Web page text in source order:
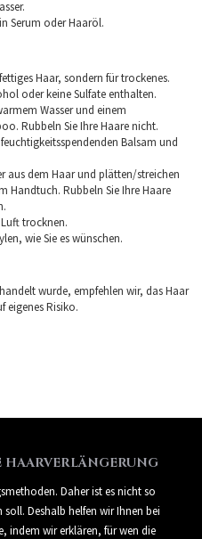
Serum oder Haaröl.
Haar, sondern für trockenes.
oder keine Sulfate enthalten.
Wasser und einem
Rubbeln Sie Ihre Haare nicht.
Balsam und
aus dem Haar und plätten/streichen
Handtuch. Rubbeln Sie Ihre Haare
trocknen.
wie Sie es wünschen.
wurde, empfehlen wir, das Haar
eigenes Risiko.
Daher ist es nicht so
Deshalb helfen wir Ihnen bei
indem wir erklären, für wen die